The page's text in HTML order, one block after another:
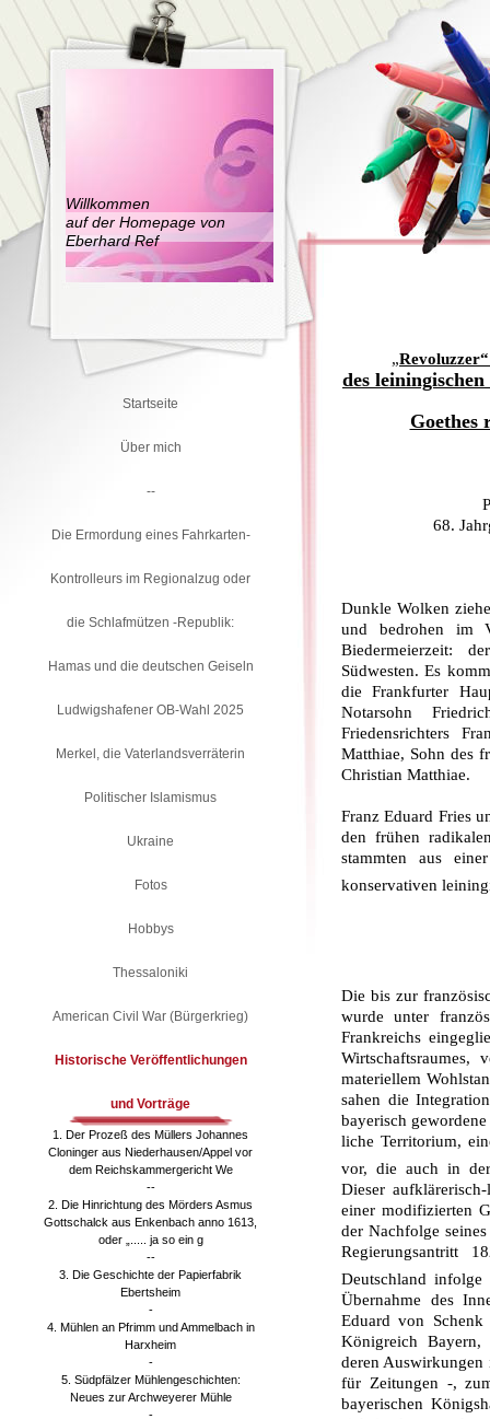
Willkommen
auf der Homepage von
Eberhard Ref
„
des
Goethes
68.
Dunkle Wolken
und bedrohen im
Biedermeierzeit:
Südwesten. Es
die Frankfurter
Notarsohn
Friedensrichters
Matthiae, Sohn des
Christian Matthiae.
Franz Eduard Fries
den frühen
stammten aus
konservativen
Die bis zur
wurde unter
Frankreichs
Wirtschaftsraumes,
materiellem
sahen die
bayerisch
liche Territorium,
vor, die auch in
Dieser
einer modifizierten
der Nachfolge
Regierungsantritt
Deutschland
Übernah­me des
Eduard von
Königreich Bayern,
deren Auswirkungen
für Zeitungen -,
bayerischen
Startseite
Über mich
--
Die Ermordung eines Fahrkarten-
Kontrolleurs im Regionalzug oder
die Schlafmützen -Republik:
Hamas und die deutschen Geiseln
Ludwigshafener OB-Wahl 2025
Merkel, die Vaterlandsverräterin
Politischer Islamismus
Ukraine
Fotos
Hobbys
Thessaloniki
American Civil War (Bürgerkrieg)
Historische Veröffentlichungen
und Vorträge
1. Der Prozeß des Müllers Johannes
Cloninger aus Niederhausen/Appel vor
dem Reichskammergericht We
--
2. Die Hinrichtung des Mörders Asmus
Gottschalck aus Enkenbach anno 1613,
oder „..... ja so ein g
--
3. Die Geschichte der Papierfabrik
Ebertsheim
-
4. Mühlen an Pfrimm und Ammelbach in
Harxheim
-
5. Südpfälzer Mühlengeschichten:
Neues zur Archweyerer Mühle
-